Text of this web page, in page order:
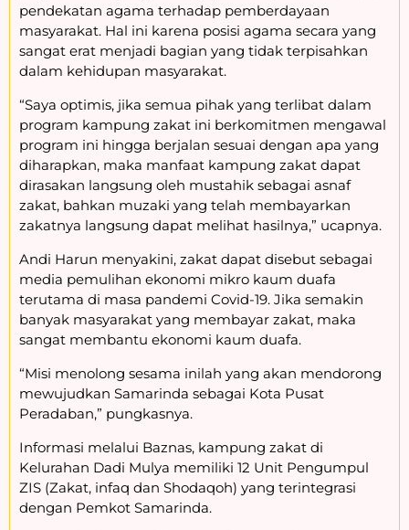
pendekatan agama terhadap pemberdayaan
masyarakat. Hal ini karena posisi agama secara yang
sangat erat menjadi bagian yang tidak terpisahkan
dalam kehidupan masyarakat.
“Saya optimis, jika semua pihak yang terlibat dalam
program kampung zakat ini berkomitmen mengawal
program ini hingga berjalan sesuai dengan apa yang
diharapkan, maka manfaat kampung zakat dapat
dirasakan langsung oleh mustahik sebagai asnaf
zakat, bahkan muzaki yang telah membayarkan
zakatnya langsung dapat melihat hasilnya,” ucapnya.
Andi Harun menyakini, zakat dapat disebut sebagai
media pemulihan ekonomi mikro kaum duafa
terutama di masa pandemi Covid-19. Jika semakin
banyak masyarakat yang membayar zakat, maka
sangat membantu ekonomi kaum duafa.
“Misi menolong sesama inilah yang akan mendorong
mewujudkan Samarinda sebagai Kota Pusat
Peradaban,” pungkasnya.
Informasi melalui Baznas, kampung zakat di
Kelurahan Dadi Mulya memiliki 12 Unit Pengumpul
ZIS (Zakat, infaq dan Shodaqoh) yang terintegrasi
dengan Pemkot Samarinda.